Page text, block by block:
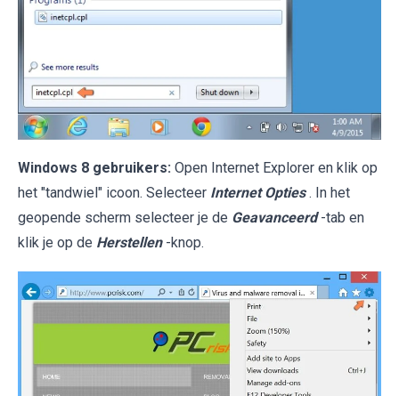
Windows 8 gebruikers: Open Internet Explorer en klik op
het "tandwiel" icoon. Selecteer Internet Opties . In het
geopende scherm selecteer je de Geavanceerd -tab en
klik je op de Herstellen -knop.